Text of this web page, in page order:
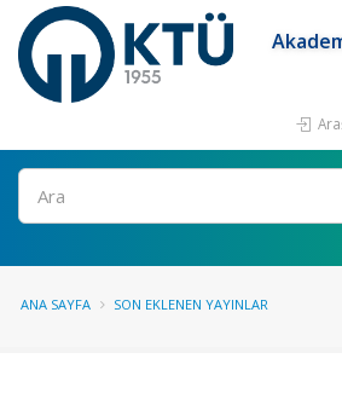
Ara
ANA SAYFA SON EKLENEN YAYINLAR